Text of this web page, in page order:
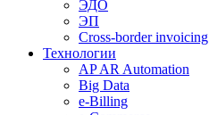
ЭДО
ЭП
Cross-border invoicing
Технологии
AP AR Automation
Big Data
e-Billing